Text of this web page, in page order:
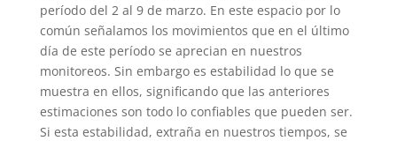
período del 2 al 9 de marzo. En este espacio por lo
común señalamos los movimientos que en el último
día de este período se aprecian en nuestros
monitoreos. Sin embargo es estabilidad lo que se
muestra en ellos, significando que las anteriores
estimaciones son todo lo confiables que pueden ser.
Si esta estabilidad, extraña en nuestros tiempos, se